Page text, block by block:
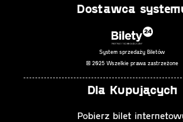
Dostawca
System sprzedaży Biletów
© 2025 Wszelkie prawa zastrzeżone
Dla Kupujących
Pobierz bilet